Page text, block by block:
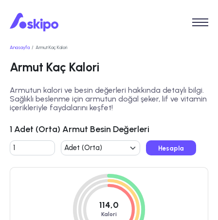
Anasayfa Armut Kaç Kalori
Armut Kaç Kalori
Armutun kalori ve besin değerleri hakkında detaylı bilgi.
Sağlıklı beslenme için armutun doğal şeker, lif ve vitamin
içerikleriyle faydalarını keşfet!
1 Adet (Orta) Armut Besin Değerleri
Hesapla
114,0
Kalori